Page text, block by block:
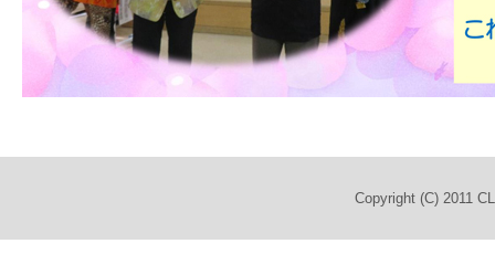
Copyright (C) 2011